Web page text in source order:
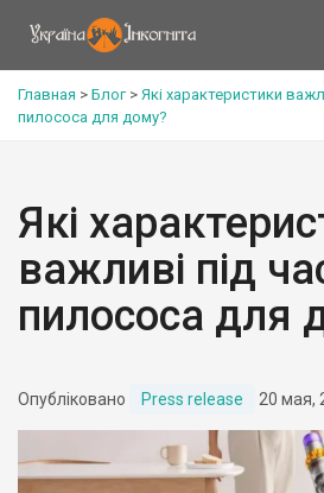
Главная > Блог> Які характеристики
пилососа для дому?
Які
важливі під
пилососа для
Опубліковано Press release 20 мая,